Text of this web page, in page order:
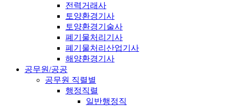
전력거래사
토양환경기사
토양환경기술사
폐기물처리기사
폐기물처리산업기사
해양환경기사
공무원/공공
공무원 직렬별
행정직렬
일반행정직